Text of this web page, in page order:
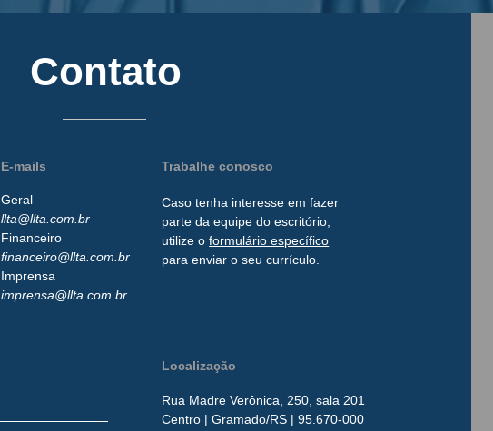
Contato
E-mails
Geral
llta@llta.com.br
Financeiro
financeiro@llta.com.br
Imprensa
imprensa@llta.com.br
Trabalhe conosco
Caso tenha interesseemfazer
parte daequipe do escritório,
utilize oformulárioespecífico
para enviar o seu currículo.
Localização
Rua Madre Verônica, 250, sala 201
Centro | Gramado/RS | 95.670-000